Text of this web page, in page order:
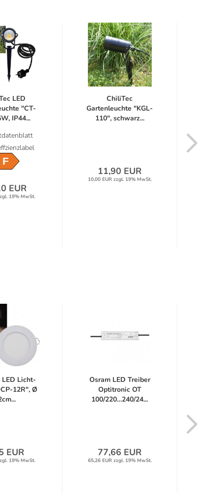
LED
"CT-
IP44...
EUR
19% MwSt.
ChiliTec
Gartenleuchte "KGL-
110", schwarz...
11,90 EUR
10,00 EUR zzgl. 19% MwSt.
Licht-
12R", Ø
EUR
19% MwSt.
Osram LED Treiber
Optitronic OT
100/220…240/24...
77,66 EUR
65,26 EUR zzgl. 19% MwSt.